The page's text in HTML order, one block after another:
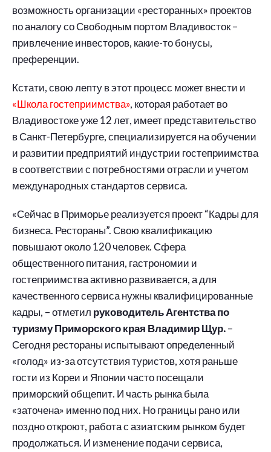
возможность организации «ресторанных» проектов
по аналогу со Свободным портом Владивосток –
привлечение инвесторов, какие-то бонусы,
преференции.
Кстати, свою лепту в этот процесс может внести и
«Школа гостеприимства», которая работает во
Владивостоке уже 12 лет, имеет представительство
в Санкт-Петербурге, специализируется на обучении
и развитии предприятий индустрии гостеприимства
в соответствии с потребностями отрасли и учетом
международных стандартов сервиса.
«Сейчас в Приморье реализуется проект “Кадры для
бизнеса. Рестораны”. Свою квалификацию
повышают около 120 человек. Сфера
общественного питания, гастрономии и
гостеприимства активно развивается, а для
качественного сервиса нужны квалифицированные
кадры, – отметил руководитель Агентства по
туризму Приморского края Владимир Щур.–
Сегодня рестораны испытывают определенный
«голод» из-за отсутствия туристов, хотя раньше
гости из Кореи и Японии часто посещали
приморский общепит. И часть рынка была
«заточена» именно под них. Но границы рано или
поздно откроют, работа с азиатским рынком будет
продолжаться. И изменение подачи сервиса,